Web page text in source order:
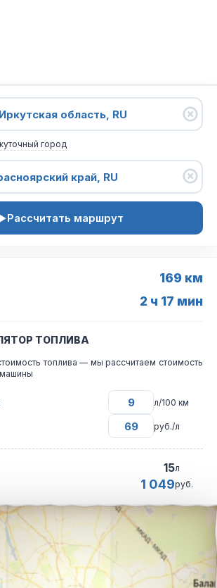
город
Рассчитать маршрут
169 км
2 ч 17 мин
ТОПЛИВА
топлива — мы рассчитаем стоимость
л/100 км
руб./л
15л
1 049руб.
автомобильного маршрута из города